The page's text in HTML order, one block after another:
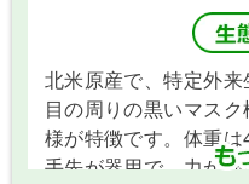
北米原産で、特定外来
目の周りの黒いマス
様が特徴です。体重
手先が器用で、力が